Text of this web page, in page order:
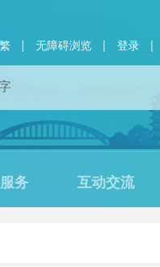
繁 | 无障碍浏览 | 登录 |
务 互动交流